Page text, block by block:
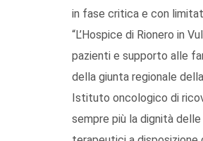
in fase critica e con
“L’Hospice di Rionero in
pazienti e supporto alle
della giunta regionale
Istituto oncologico di
sempre più la dignità